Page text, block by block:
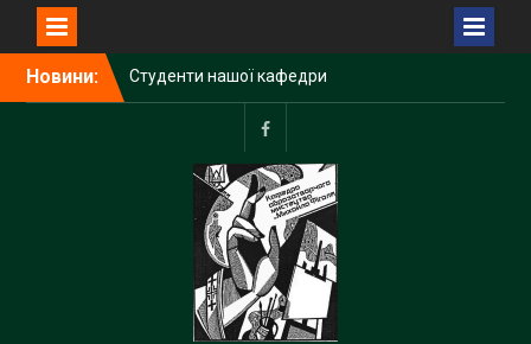
Новини:
Студенти нашої кафедри
виконали розписи каплиці
в селі Микуличин
Підсумковий перегляд
семестрових робіт
студентів другого курсу
Відбувся захист
кваліфікаційних робіт
студентів ОР Бакалавр
спеціальності 023
Образотворче мистецтво,
facebook